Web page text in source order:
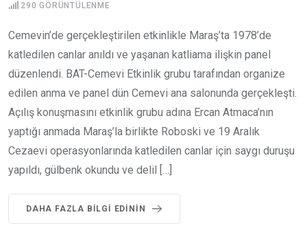
290 GÖRÜNTÜLENME
Cemevin’de gerçekleştirilen etkinlikle Maraş’ta 1978’de
katledilen canlar anıldı ve yaşanan katliama ilişkin panel
düzenlendi. BAT-Cemevi Etkinlik grubu tarafından organize
edilen anma ve panel dün Cemevi ana salonunda gerçekleşti.
Açılış konuşmasını etkinlik grubu adına Ercan Atmaca’nın
yaptığı anmada Maraş’la birlikte Roboski ve 19 Aralık
Cezaevi operasyonlarında katledilen canlar için saygı duruşu
yapıldı, gülbenk okundu ve delil […]
DAHA FAZLA BILGI EDININ